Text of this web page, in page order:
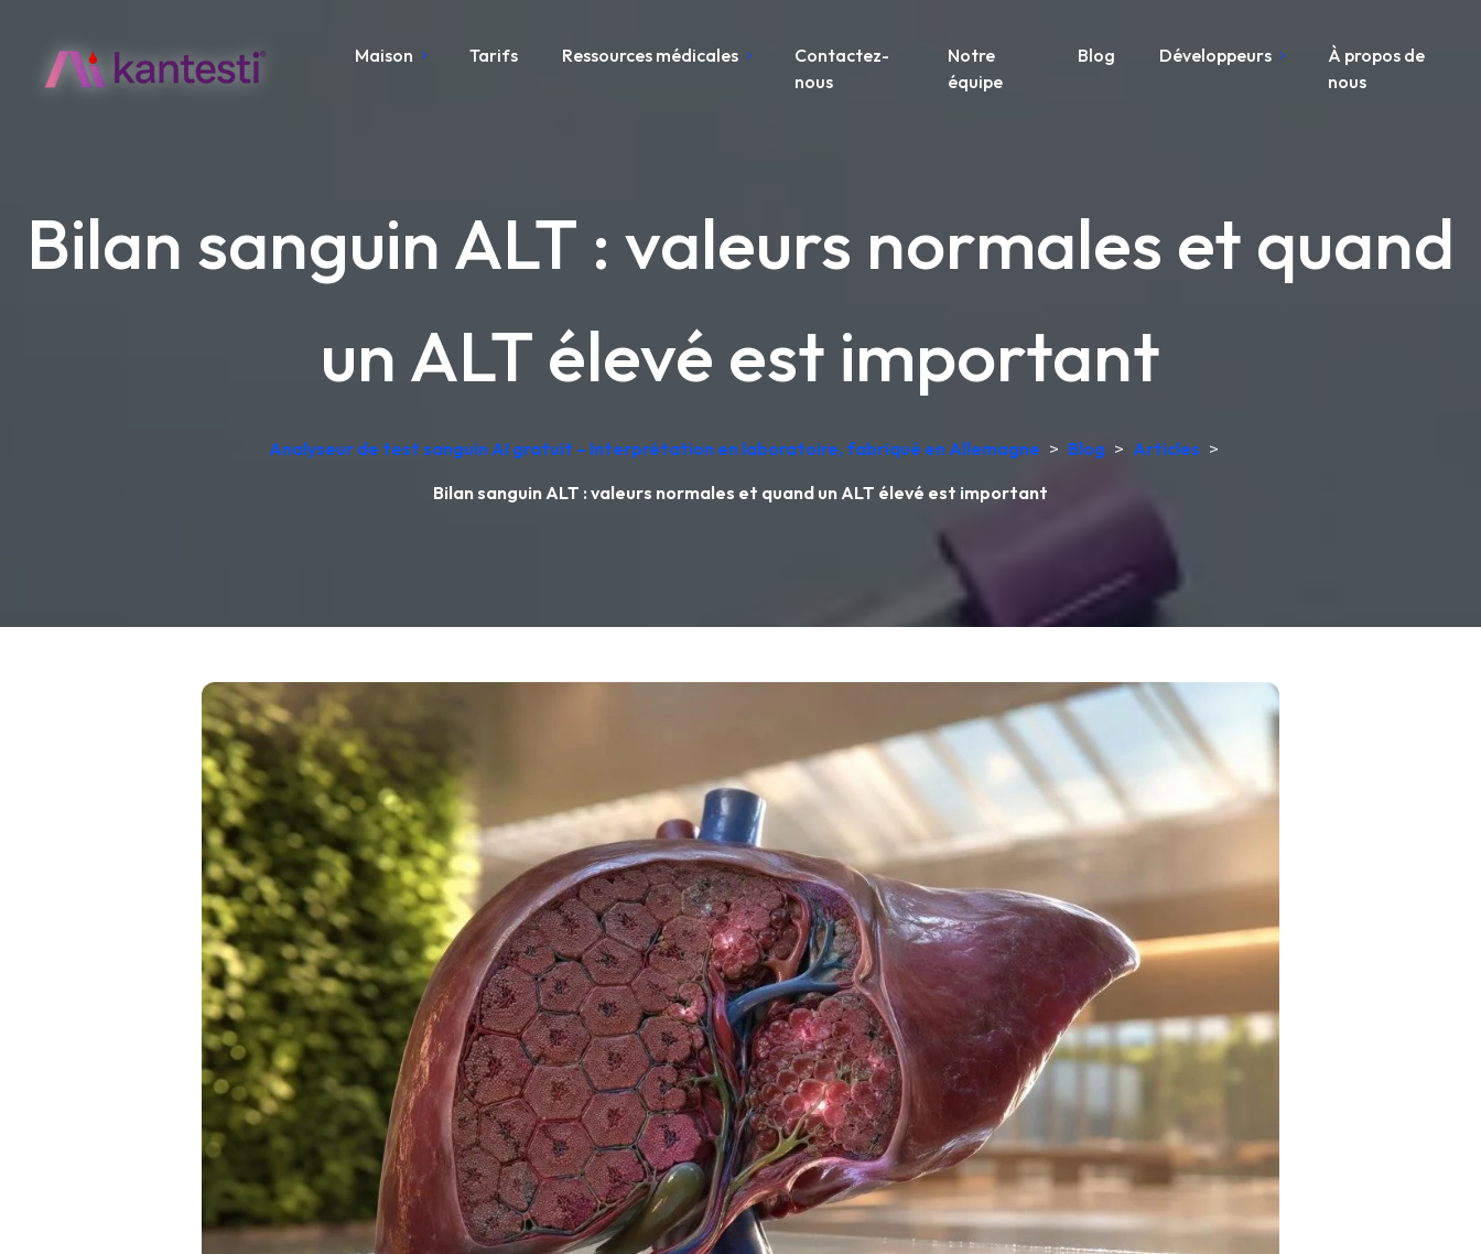
Maison Tarifs Ressources médicales
Contactez-
nous
Notre
équipe
Blog Développeurs
À propos de
nous
Bilan sanguin ALT : valeurs normales et quand
un ALT élevé est important
Analyseur de test sanguin AI gratuit – Interprétation en laboratoire, fabriqué en Allemagne > Blog > Articles >
Bilan sanguin ALT : valeurs normales et quand un ALT élevé est important